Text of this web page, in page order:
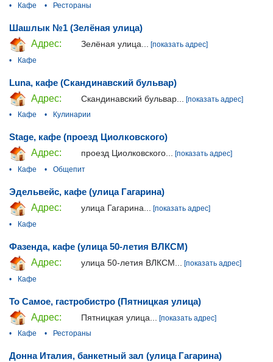
•
Кафе • Рестораны
Шашлык №1 (Зелёная улица)
Адрес:
Зелёная улица...
[показать адрес]
•
Кафе
Luna, кафе (Скандинавский бульвар)
Адрес:
Скандинавский бульвар...
[показать адрес]
•
Кафе • Кулинарии
Stage, кафе (проезд Циолковского)
Адрес:
проезд Циолковского... [показать адрес]
•
Кафе • Общепит
Эдельвейс, кафе (улица Гагарина)
Адрес:
улица Гагарина...
[показать адрес]
•
Кафе
Фазенда, кафе (улица 50-летия ВЛКСМ)
Адрес:
улица 50-летия ВЛКСМ...
[показать адрес]
•
Кафе
То Самое, гастробистро (Пятницкая улица)
Адрес:
Пятницкая улица...
[показать адрес]
•
Кафе • Рестораны
Донна Италия, банкетный зал (улица Гагарина)